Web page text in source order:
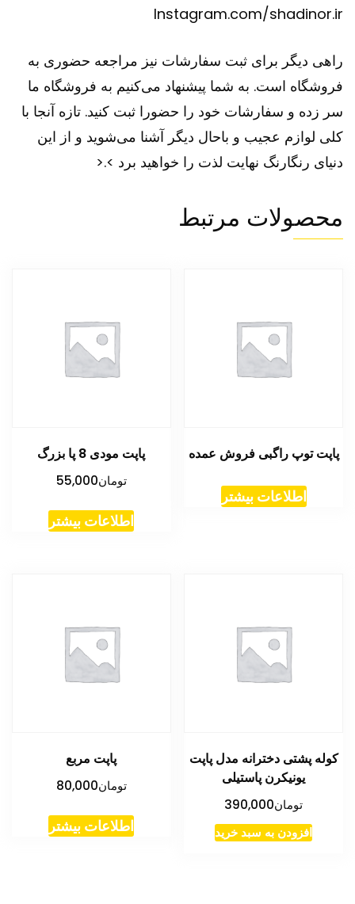
Instagram.com/shadinor.ir
راهی دیگر برای ثبت سفارشات نیز مراجعه حضوری به
فروشگاه است. به شما پیشنهاد می‌کنیم به فروشگاه ما
سر زده و سفارشات خود را حضورا ثبت کنید. تازه آنجا با
کلی لوازم عجیب و باحال دیگر آشنا می‌شوید و از این
دنیای رنگارنگ نهایت لذت را خواهید برد >.<
محصولات مرتبط
پاپت توپ راگبی فروش عمده
اطلاعات بیشتر
پاپت مودی 8 پا بزرگ
تومان55,000
اطلاعات بیشتر
کوله پشتی دخترانه مدل پاپت
یونیکرن پاستیلی
تومان390,000
افزودن به سبد خرید
پاپت مربع
تومان80,000
اطلاعات بیشتر